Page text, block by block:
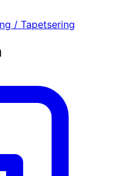
/ Tapetsering